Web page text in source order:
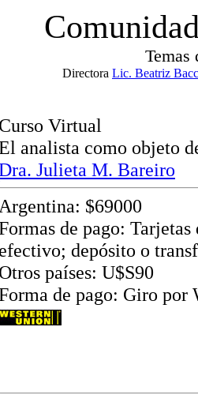
Temas
Directora Lic. Beatriz
Curso Virtual
analista como objeto
Julieta M. Bareiro
Argentina: $69000
de pago:
efectivo; depósito o
Otros países: U$S90
de pago: Giro por